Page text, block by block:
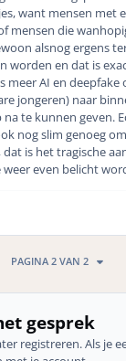
want mensen met
mensen die
alsnog ergens
worden en dat is
meer AI en
jongeren) naar
te kunnen geven.
nog slim genoeg
is het tragische
even belicht
PAGINA 2 VAN 2
gesprek
registreren. Als je